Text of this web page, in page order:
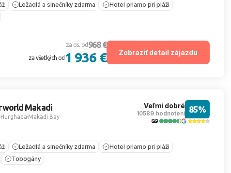
Ležadlá a slnečníky zdarma
Hotel priamo pri pláži
za os. od 968 €
za všetkých od 1 936 € Zobraziť detail zájazdu
Makadi
HurghadaMakadi Bay
Veľmi dobré
10589 hodnotení 85%
Ležadlá a slnečníky zdarma
Hotel priamo pri pláži
Tobogány